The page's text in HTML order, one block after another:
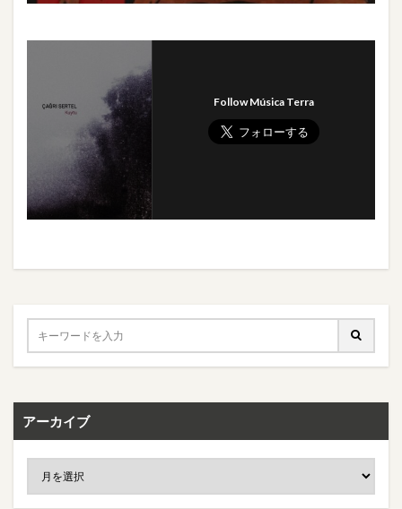
Follow Música Terra
アーカイブ